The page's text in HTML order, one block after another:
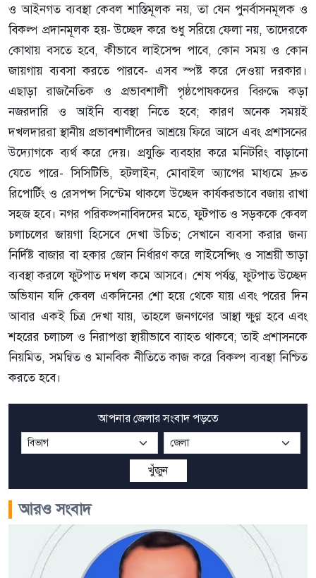
ও আইনগত ব্যবস্থা কেবল শাস্তিমূলক নয়, তা যেন পুনর্বাসনমূলক ও
বিকল্প প্রদানমূলক হয়- উচ্ছেদ করে শুধু সরিয়ে ফেলা নয়, তাদেরকে
কোথায় বসতে হবে, কীভাবে লাইসেন্স পাবে, কোন সময় ও কোন
জায়গায় ব্যবসা করতে পারবে- এসব স্পষ্ট করে দেওয়া দরকার।
এছাড়া রাজনৈতিক ও প্রভাবশালী পৃষ্ঠপোষকদের বিরুদ্ধে কড়া
নজরদারি ও আইনি ব্যবস্থা নিতে হবে; কারণ অনেক সময়ই
দখলদাররা স্থানীয় প্রভাবশালীদের আশ্রয়ে ফিরে আসে এবং প্রশাসনের
উদ্যোগকে ব্যর্থ করে দেয়। প্রযুক্তি ব্যবহার করে মনিটরিং বাড়ানো
যেতে পারে- সিসিটিভি, হটলাইন, মোবাইল অ্যাপের মাধ্যমে দ্রুত
রিপোর্টিং ও রেসপন্স সিস্টেম থাকলে উচ্ছেদ কার্যকরভাবে বজায় রাখা
সহজ হবে। নগর পরিকল্পনাবিদদের মতে, ফুটপাত ও সড়ককে কেবল
চলাচলের জায়গা হিসেবে দেখা উচিত; সেখানে ব্যবসা করার জন্য
নির্দিষ্ট বাজার বা হকার জোন নির্ধারণ করে লাইসেন্সিং ও সাশ্রয়ী ভাড়া
ব্যবস্থা করলে ফুটপাত দখল কমে আসবে। শেষ পর্যন্ত, ফুটপাত উচ্ছেদ
অভিযান যদি কেবল একদিনের শো হয়ে থেকে যায় এবং পরের দিন
আবার একই চিত্র দেখা যায়, তাহলে জনগণের আস্থা ক্ষুণ্ণ হবে এবং
শহরের চলাচল ও নিরাপত্তা স্থায়ীভাবে ব্যাহত থাকবে; তাই প্রশাসনকে
নিয়মিত, সমন্বিত ও মানবিক নীতিতে কাজ করে বিকল্প ব্যবস্থা নিশ্চিত
করতে হবে।
আপনার জেলার সংবাদ পড়তে
খুঁজুন
আরও সংবাদ